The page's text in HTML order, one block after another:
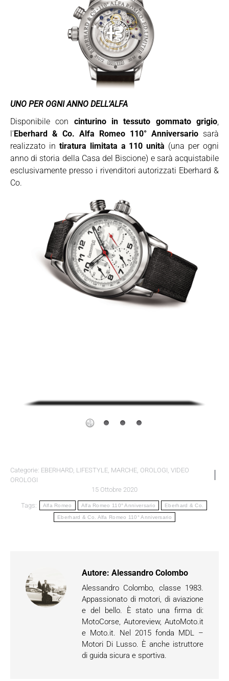
UNO PER OGNI ANNO DELL’ALFA
Disponibile con cinturino in tessuto gommato grigio,
l’Eberhard & Co. Alfa Romeo 110° Anniversario sarà
realizzato in tiratura limitata a 110 unità (una per ogni
anno di storia della Casa del Biscione) e sarà acquistabile
esclusivamente presso i rivenditori autorizzati Eberhard &
Co.
Categorie: EBERHARD, LIFESTYLE, MARCHE, OROLOGI, VIDEO
OROLOGI
15 Ottobre 2020
Tags: Alfa Romeo Alfa Romeo 110° Anniversario Eberhard & Co.
Eberhard & Co. Alfa Romeo 110° Anniversario
Autore: Alessandro Colombo
Alessandro Colombo, classe 1983.
Appassionato di motori, di aviazione
e del bello. È stato una firma di:
MotoCorse, Autoreview, AutoMoto.it
e Moto.it. Nel 2015 fonda MDL –
Motori Di Lusso. È anche istruttore
di guida sicura e sportiva.